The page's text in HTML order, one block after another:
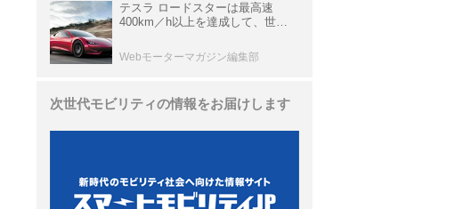
テスラ ロードスターは最高速
400km／h以上を達成して、世界
ーカークロニクル・完全版／
113】
Webモーターマガジン編集部
次世代モビリティの情報をお届けします